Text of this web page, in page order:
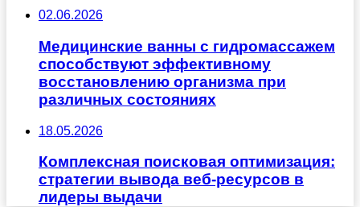
02.06.2026
Медицинские ванны с гидромассажем
способствуют эффективному
восстановлению организма при
различных состояниях
18.05.2026
Комплексная поисковая оптимизация:
стратегии вывода веб-ресурсов в
лидеры выдачи